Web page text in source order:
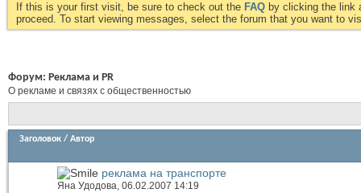
If this is your first visit, be sure to check out the FAQ by clicking the link
proceed. To start viewing messages, select the forum that you want to
Форум: Реклама и PR
О рекламе и связях с общественностью
Заголовок / Автор
реклама на транспорте
Яна Удодова, 06.02.2007 14:19